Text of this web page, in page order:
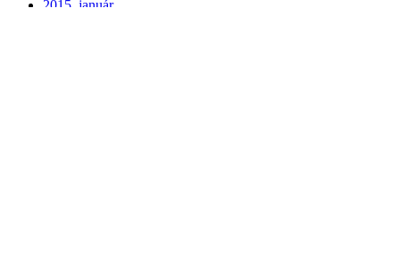
2015. január